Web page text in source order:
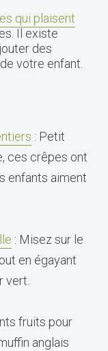
qui plaisent
Il existe
des
votre enfant.
: Petit
ces crêpes ont
enfants aiment
: Misez sur le
en égayant
vert.
fruits pour
anglais